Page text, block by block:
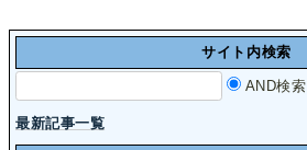
サイト内検索
AND検索
最新記事一覧